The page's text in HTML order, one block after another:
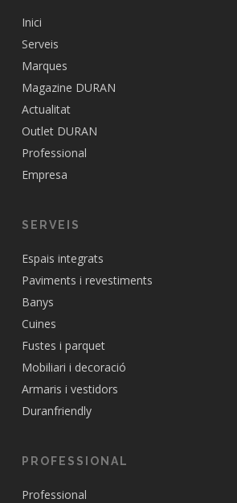
Inici
Serveis
Marques
Magazine DURAN
Actualitat
Outlet DURAN
Professional
Empresa
SERVEIS
Espais integrats
Paviments i revestiments
Banys
Cuines
Fustes i parquet
Mobiliari i decoració
Armaris i vestidors
Duranfriendly
PROFESSIONAL
Professional